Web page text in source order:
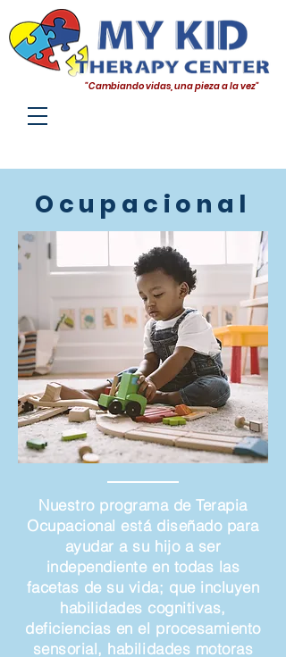
"Cambiando vidas, una pieza a la vez"
Ocupacional
Nuestro programa de Terapia
Ocupacional está diseñado para
ayudar a su hijo a ser
independiente en todas las
facetas de su vida; que incluyen
habilidades cognitivas,
deficiencias en el procesamiento
sensorial, habilidades motoras